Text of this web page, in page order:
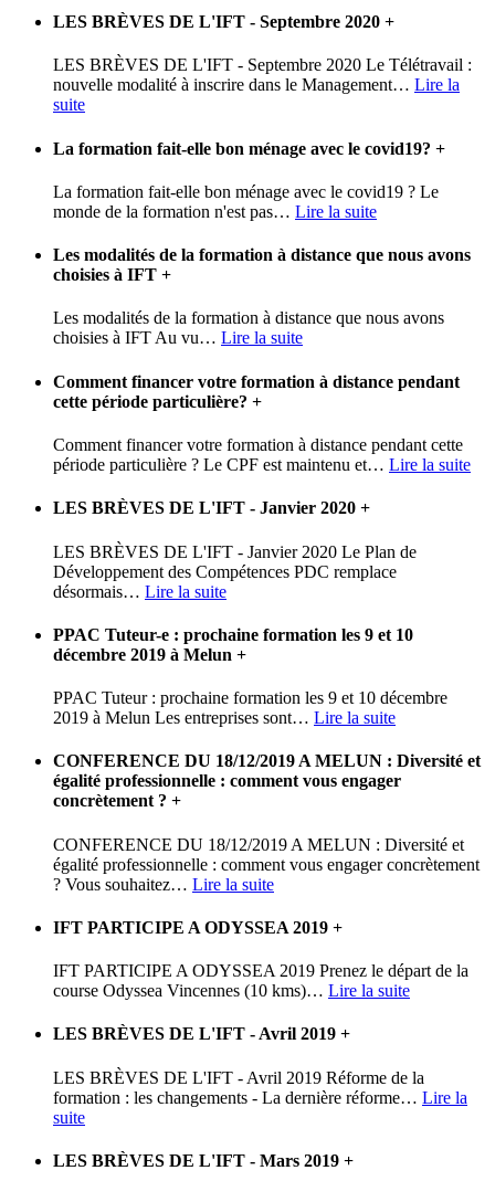
LES BRÈVES DE L'IFT - Septembre 2020 +
LES BRÈVES DE L'IFT - Septembre 2020 Le Télétravail :
nouvelle modalité à inscrire dans le Management… Lire la
suite
La formation fait-elle bon ménage avec le covid19? +
La formation fait-elle bon ménage avec le covid19 ? Le
monde de la formation n'est pas… Lire la suite
Les modalités de la formation à distance que nous avons
choisies à IFT +
Les modalités de la formation à distance que nous avons
choisies à IFT Au vu… Lire la suite
Comment financer votre formation à distance pendant
cette période particulière? +
Comment financer votre formation à distance pendant cette
période particulière ? Le CPF est maintenu et… Lire la suite
LES BRÈVES DE L'IFT - Janvier 2020 +
LES BRÈVES DE L'IFT - Janvier 2020 Le Plan de
Développement des Compétences PDC remplace
désormais… Lire la suite
PPAC Tuteur-e : prochaine formation les 9 et 10
décembre 2019 à Melun +
PPAC Tuteur : prochaine formation les 9 et 10 décembre
2019 à Melun Les entreprises sont… Lire la suite
CONFERENCE DU 18/12/2019 A MELUN : Diversité et
égalité professionnelle : comment vous engager
concrètement ? +
CONFERENCE DU 18/12/2019 A MELUN : Diversité et
égalité professionnelle : comment vous engager concrètement
? Vous souhaitez… Lire la suite
IFT PARTICIPE A ODYSSEA 2019 +
IFT PARTICIPE A ODYSSEA 2019 Prenez le départ de la
course Odyssea Vincennes (10 kms)… Lire la suite
LES BRÈVES DE L'IFT - Avril 2019 +
LES BRÈVES DE L'IFT - Avril 2019 Réforme de la
formation : les changements - La dernière réforme… Lire la
suite
LES BRÈVES DE L'IFT - Mars 2019 +